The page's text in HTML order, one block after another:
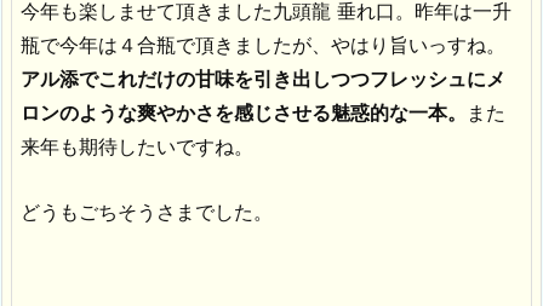
今年も楽しませて頂きました九頭龍 垂れ口。昨年は一升
瓶で今年は４合瓶で頂きましたが、やはり旨いっすね。
アル添でこれだけの甘味を引き出しつつフレッシュにメ
ロンのような爽やかさを感じさせる魅惑的な一本。
また
来年も期待したいですね。
どうもごちそうさまでした。